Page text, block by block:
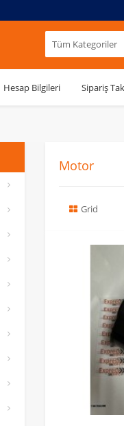
Tüm Kategoriler
Hesap Bilgileri Sipariş
Motor
Grid